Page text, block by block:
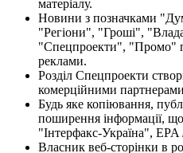
матеріалу.
Новини з позначками
"Регіони", "Гроші",
"Спецпроекти", "Промо"
реклами.
Розділ Спецпроекти
комерційними
Будь яке копіювання,
поширення інформації,
"Інтерфакс-Україна",
Власник веб-сторінки в